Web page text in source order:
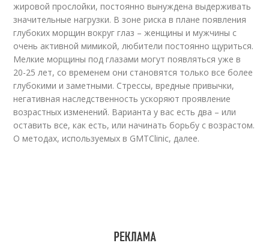
жировой прослойки, постоянно вынуждена выдерживать
значительные нагрузки. В зоне риска в плане появления
глубоких морщин вокруг глаз – женщины и мужчины с
очень активной мимикой, любители постоянно щуриться.
Мелкие морщины под глазами могут появляться уже в
20-25 лет, со временем они становятся только все более
глубокими и заметными. Стрессы, вредные привычки,
негативная наследственность ускоряют проявление
возрастных изменений. Варианта у вас есть два – или
оставить все, как есть, или начинать борьбу с возрастом.
О методах, используемых в GMTClinic, далее.